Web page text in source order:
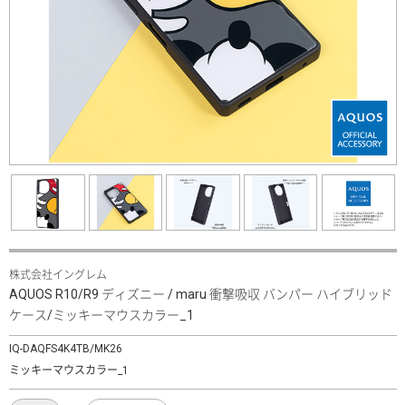
株式会社イングレム
AQUOS R10/R9 ディズニー / maru 衝撃吸収 バンパー ハイブリッド
ケース/ミッキーマウスカラー_1
IQ-DAQFS4K4TB/MK26
ミッキーマウスカラー_1